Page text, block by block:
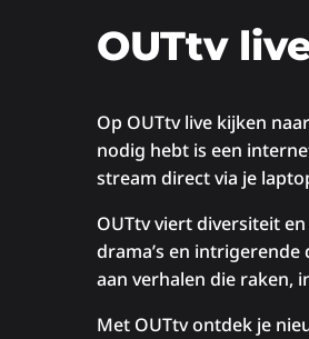
OUTtv
Op OUTtv live kijken
nodig hebt is een
stream direct via je
OUTtv viert diversiteit
drama’s en
aan verhalen die raken,
Met OUTtv ontdek je